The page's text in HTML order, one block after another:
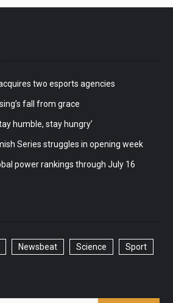
two esports agencies
fall from grace
humble, stay hungry’
Series struggles in opening week
power rankings through July 16
Newsbeat Science Sport